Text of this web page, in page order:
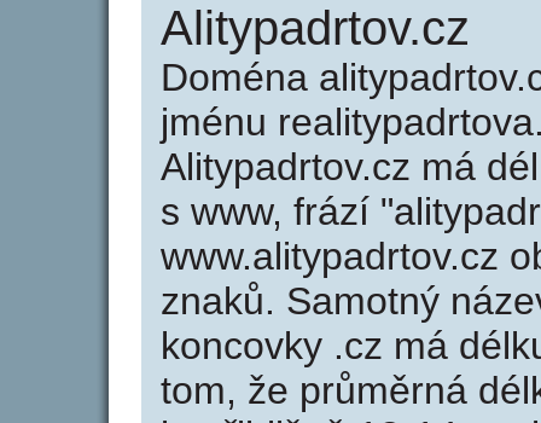
Alitypadrtov.cz
Doména
jménu
Alitypadrtov.cz má
s www, frází
www.alitypadrtov.cz
znaků. Samotný
koncovky .cz má
tom, že průměrná